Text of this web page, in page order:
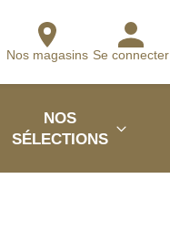
Nos magasins Se connecter
NOS
SÉLECTIONS